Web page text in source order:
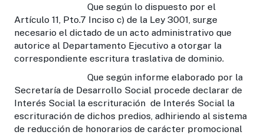
Que según lo dispuesto por el
Artículo 11, Pto.7 Inciso c) de la Ley 3001, surge
necesario el dictado de un acto administrativo que
autorice al Departamento Ejecutivo a otorgar la
correspondiente escritura traslativa de dominio.
Que según informe elaborado por la
Secretaría de Desarrollo Social procede declarar de
Interés Social la escrituración de Interés Social la
escrituración de dichos predios, adhiriendo al sistema
de reducción de honorarios de carácter promocional